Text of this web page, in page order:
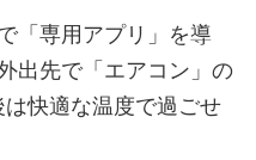
「専用アプリ」を導
出先で「エアコン」の
快適な温度で過ごせ